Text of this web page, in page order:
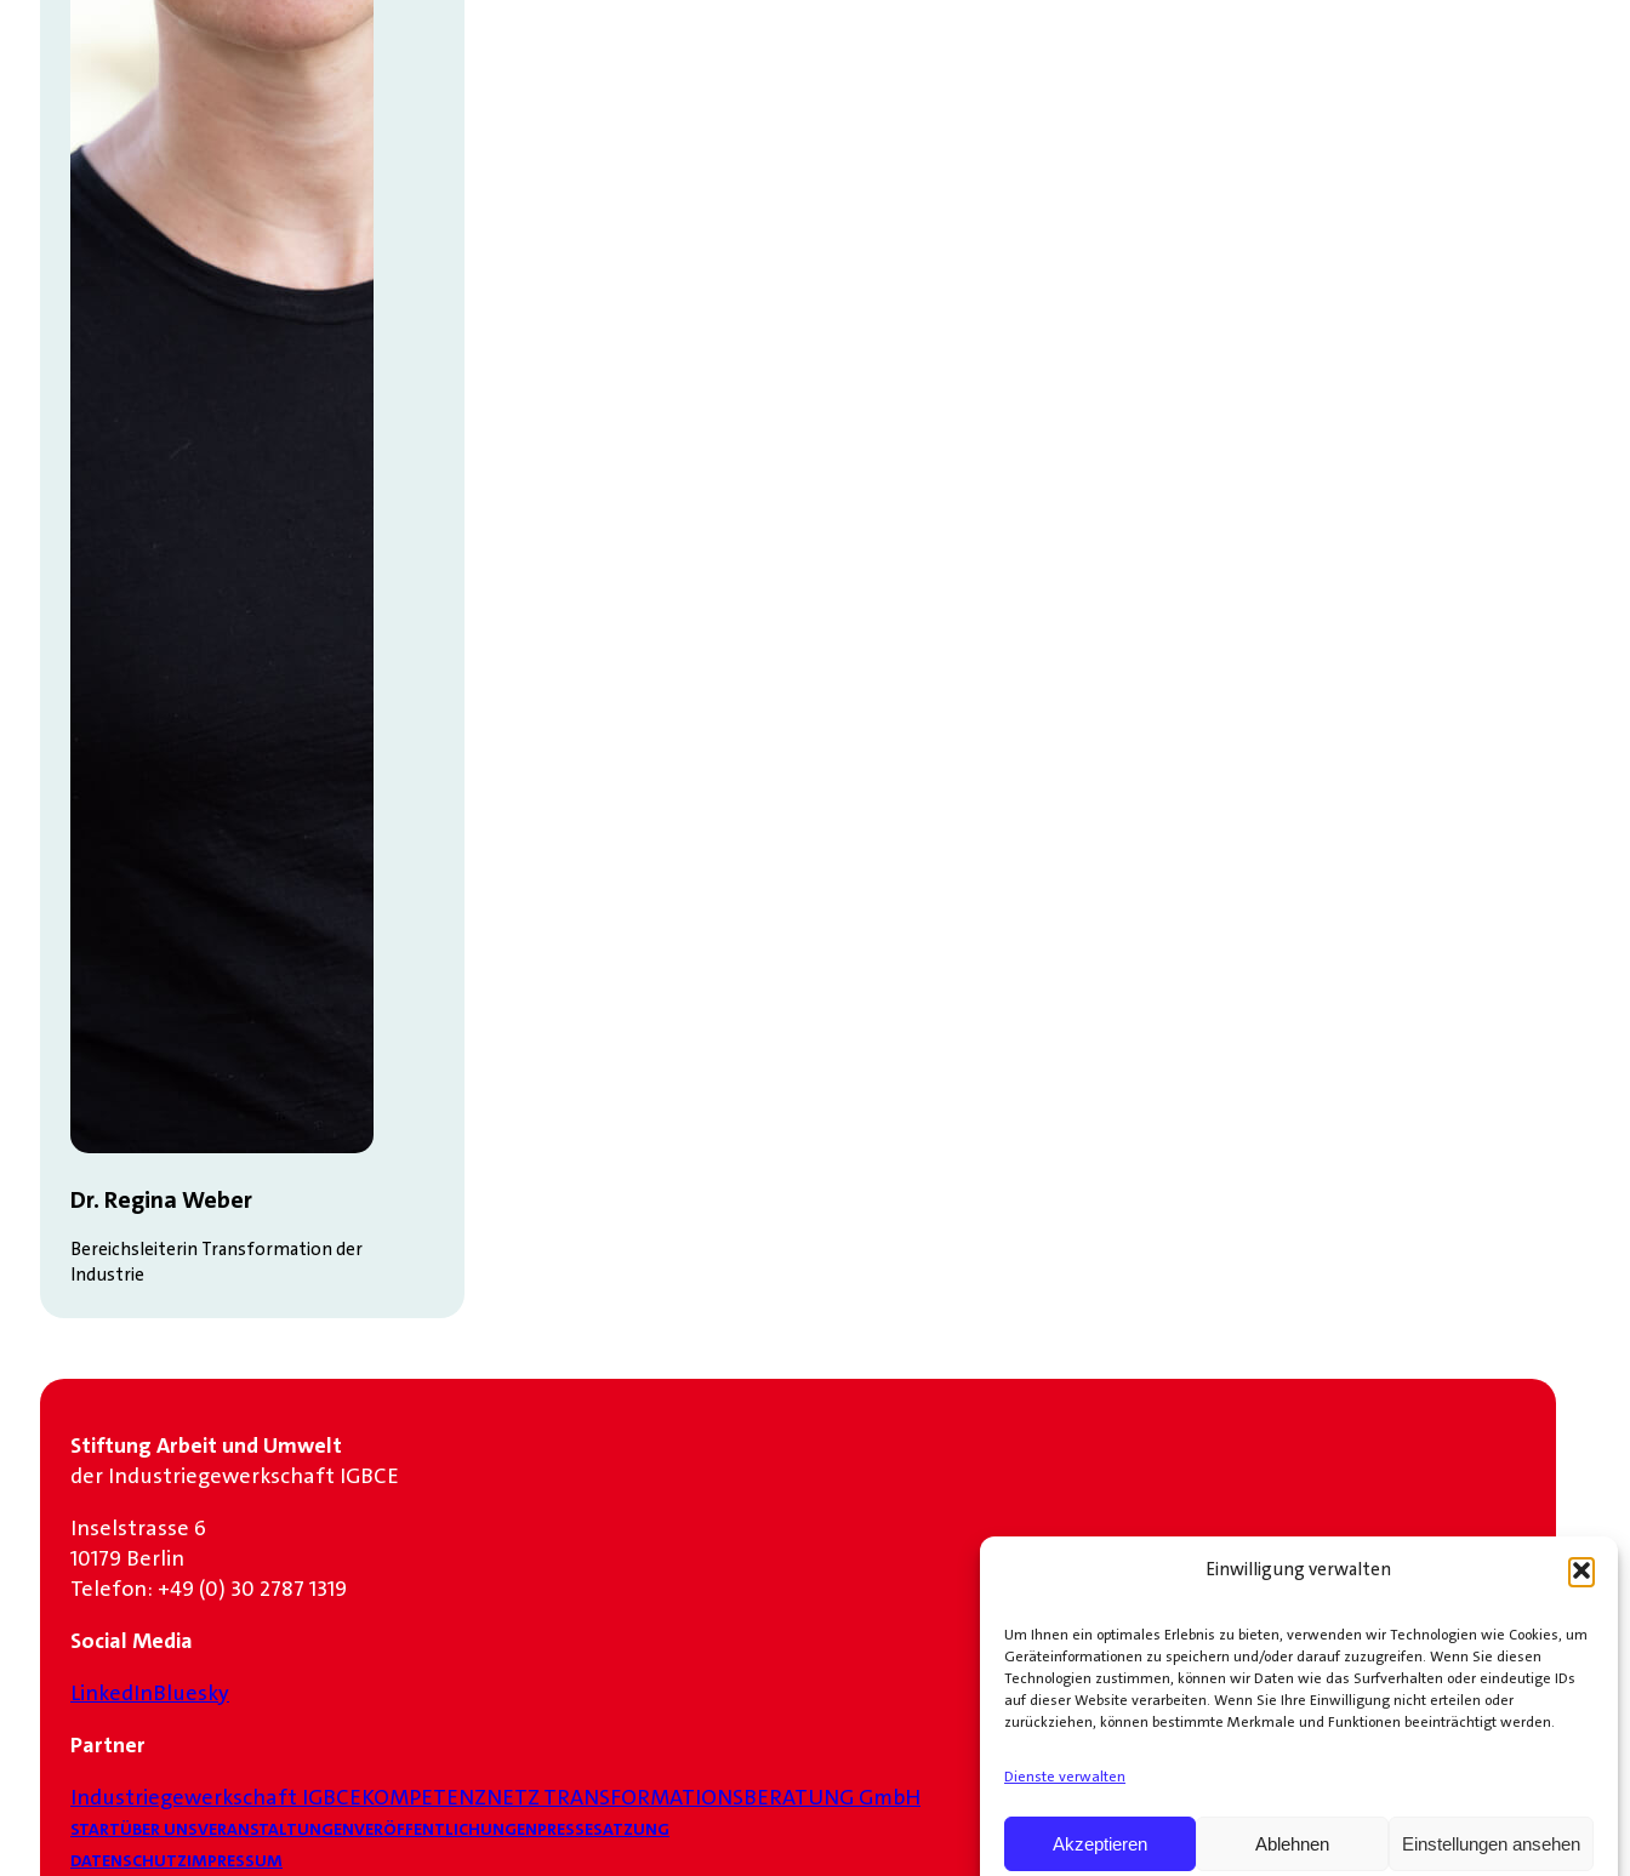
Einwilligung verwalten
Um Ihnen ein optimales Erlebnis zu bieten, verwenden wir Technologien wie Cookies, um
Geräteinformationen zu speichern und/oder darauf zuzugreifen. Wenn Sie diesen
Technologien zustimmen, können wir Daten wie das Surfverhalten oder eindeutige IDs
auf dieser Website verarbeiten. Wenn Sie Ihre Einwilligung nicht erteilen oder
zurückziehen, können bestimmte Merkmale und Funktionen beeinträchtigt werden.
Dienste verwalten
Akzeptieren Ablehnen Einstellungen ansehen
Dr. Regina Weber
Bereichsleiterin Transformation der
Industrie
Stiftung Arbeit und Umwelt
der Industrie­gewerkschaft IGBCE
Inselstrasse 6
10179 Berlin
Telefon: +49 (0) 30 2787 1319
Social Media
LinkedInBluesky
Partner
Industrie­gewerkschaft IGBCEKOMPETENZNETZ TRANSFORMATIONSBERATUNG GmbH
STARTÜBER UNSVERANSTALTUNGENVERÖFFENTLICHUNGENPRESSESATZUNG
DATENSCHUTZIMPRESSUM